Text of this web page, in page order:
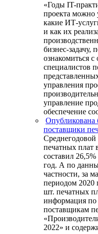
«Годы IT-
проекта можно
какие ИТ-
и как их
бизнес-задачу,
ознакомиться
специалистов
управления
управление
обеспечение
Опубликована
поставщики
Среднегодовой
печатных плат
составил
год. А по
частности, за
периодом 2020
шт. печатных
информация по
поставщикам
2022» и